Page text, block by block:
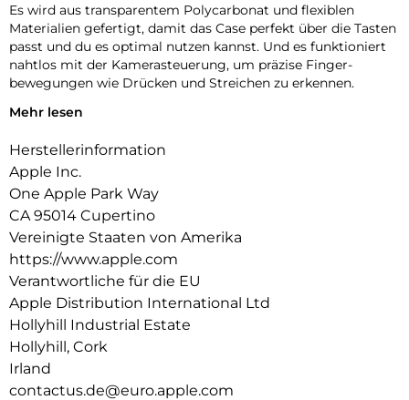
Es wird aus transparentem Polycarbonat und flexiblen
Materialien gefertigt, damit das Case perfekt über die Tasten
passt und du es optimal nutzen kannst. Und es funktioniert
nahtlos mit der Kamera­steuerung, um präzise Finger­
bewegungen wie Drücken und Streichen zu erkennen.
Innen‑ und Außenseite sind mit einer kratzfesten
Beschichtungen wurden optimiert, um zu verhindern, dass
das Case mit der Zeit vergilbt.
Mit integrierten Magneten, die sich perfekt am iPhone 17 Pro
Max ausrichten, hält das Case ganz einfach und sorgt für
schnelleres kabelloses Laden. Lass dein iPhone beim Laden
einfach im Case und docke dein MagSafe Ladegerät an. Oder
leg es auf dein Qi2.2- oder Qi zertifiziertes Ladegerät.
Wie jedes von Apple entwickelte Case durchläuft es im Laufe
des Design‑ und Fertigungs­prozesses Tausende von
Teststunden. Deshalb sieht es nicht nur großartig aus,
sondern schützt dein iPhone auch vor Kratzern und bei
Stürzen.
Mehr lesen
Herstellerinformation
Apple Inc.
One Apple Park Way
CA 95014 Cupertino
Vereinigte Staaten von Amerika
https://www.apple.com
Verantwortliche für die EU
Apple Distribution International Ltd
Hollyhill Industrial Estate
Hollyhill, Cork
Irland
contactus.de@euro.apple.com